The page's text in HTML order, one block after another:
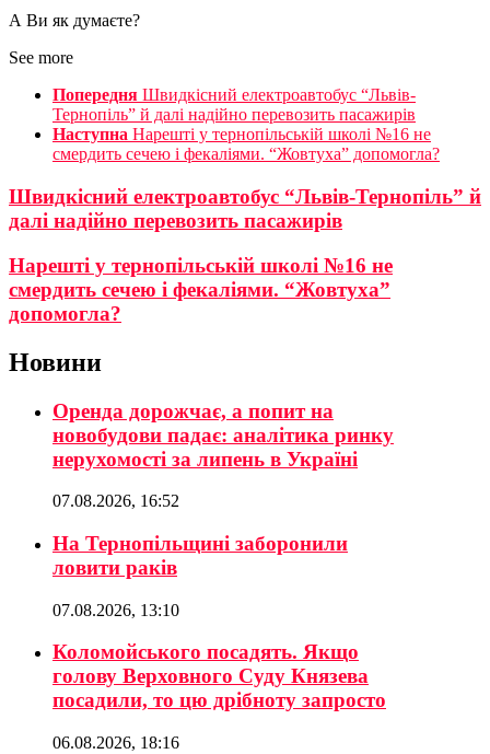
А Ви як думаєте?
See more
Попередня Швидкісний електроавтобус “Львів-
Тернопіль” й далі надійно перевозить пасажирів
Наступна Нарешті у тернопільській школі №16 не
смердить сечею і фекаліями. “Жовтуха” допомогла?
Швидкісний електроавтобус “Львів-Тернопіль” й
далі надійно перевозить пасажирів
Нарешті у тернопільській школі №16 не
смердить сечею і фекаліями. “Жовтуха”
допомогла?
Новини
Оренда дорожчає, а попит на
новобудови падає: аналітика ринку
нерухомості за липень в Україні
07.08.2026, 16:52
На Тернопільщині заборонили
ловити раків
07.08.2026, 13:10
Коломойського посадять. Якщо
голову Верховного Суду Князева
посадили, то цю дрібноту запросто
06.08.2026, 18:16